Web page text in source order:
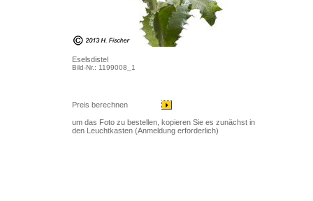
Eselsdistel
Bild-Nr.: 1199008_1
Preis berechnen
um das Foto zu bestellen, kopieren Sie es zunächst in
den Leuchtkasten (Anmeldung erforderlich)